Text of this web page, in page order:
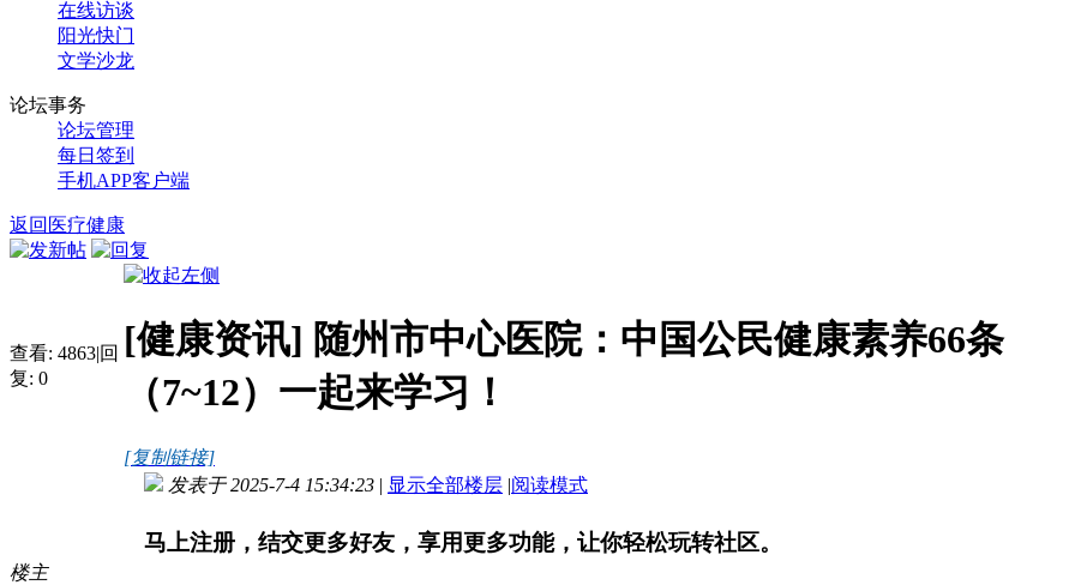
在线访谈
阳光快门
文学沙龙
论坛事务
论坛管理
每日签到
手机APP客户端
返回医疗健康
查看: 4863|回
复: 0
[健康资讯] 随州市中心医院：中国公民健康素养66条
（7~12）一起来学习！
[复制链接]
楼主
发表于 2025-7-4 15:34:23 | 显示全部楼层 |阅读模式
马上注册，结交更多好友，享用更多功能，让你轻松玩转社区。